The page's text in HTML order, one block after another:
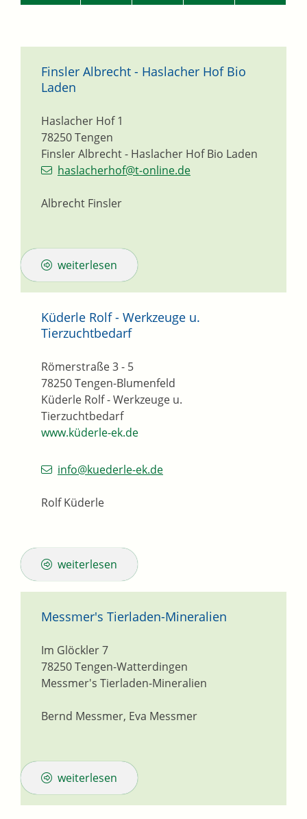
Finsler Albrecht - Haslacher Hof Bio
Laden
Finsler Albrecht - Haslacher Hof Bio Laden
Haslacher Hof 1
78250Tengen
haslacherhof@t-online.de
Albrecht Finsler
weiterlesen
Küderle Rolf - Werkzeuge u.
Tierzuchtbedarf
Küderle Rolf - Werkzeuge u.
Tierzuchtbedarf
Römerstraße 3 - 5
78250Tengen-Blumenfeld
www.küderle-ek.de
info@kuederle-ek.de
Rolf Küderle
weiterlesen
Messmer's Tierladen-Mineralien
Messmer's Tierladen-Mineralien
Im Glöckler 7
78250Tengen-Watterdingen
Bernd Messmer, Eva Messmer
weiterlesen